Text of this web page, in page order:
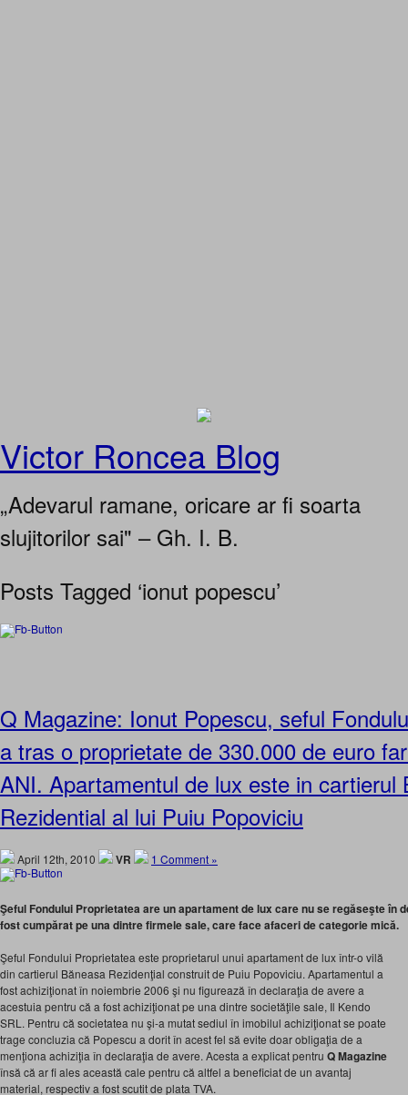
Victor Roncea Blog
„Adevarul ramane, oricare ar fi soarta
slujitorilor sai" – Gh. I. B.
Posts Tagged ‘ionut popescu’
Q Magazine: Ionut Popescu, seful
a tras o proprietate de 330.000 de euro
ANI. Apartamentul de lux este in cartierul
Rezidential al lui Puiu Popoviciu
April 12th, 2010 VR 1 Comment »
Şeful Fondului Proprietatea are un apartament de lux care nu se regăseşte în
fost cumpărat pe una dintre firmele sale, care face afaceri de categorie mică.
Şeful Fondului Proprietatea este proprietarul unui apartament de lux într-o vilă
din cartierul Băneasa Rezidenţial construit de Puiu Popoviciu. Apartamentul a
fost achiziţionat în noiembrie 2006 şi nu figurează în declaraţia de avere a
acestuia pentru că a fost achiziţionat pe una dintre societăţile sale, Il Kendo
SRL. Pentru că societatea nu şi-a mutat sediul în imobilul achiziţionat se poate
trage concluzia că Popescu a dorit în acest fel să evite doar obligaţia de a
menţiona achiziţia în declaraţia de avere. Acesta a explicat pentru Q Magazine
însă că ar fi ales această cale pentru că altfel a beneficiat de un avantaj
material, respectiv a fost scutit de plata TVA.